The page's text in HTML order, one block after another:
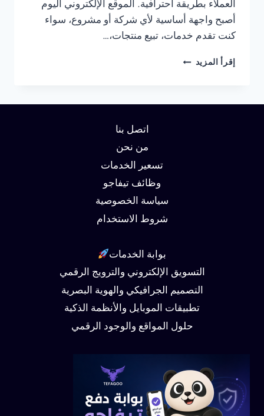
العملاء بطريقة احترافية. الموقع الإلكتروني اليوم
أصبح واجهة أساسية لأي شركة أو مشروع، سواء
كنت تقدم خدمات، تبيع منتجات،…
إقرأ المزيد شركة
اتصل بنا
من نحن
تسعير الخدمات
وظائف تيفاجو
سياسة الخصوصية
شروط الاستخدام
بوابة الخدمات
التسويق الإلكتروني والترويج الرقمي
التصميم الجرافيكي والهوية البصرية
تطبيقات الموبايل والأنظمة الذكية
حلول المواقع والوجود الرقمي